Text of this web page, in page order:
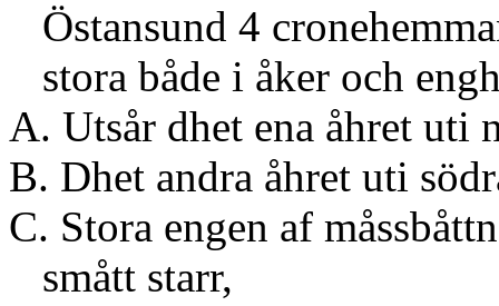
Östansund 4
stora både i åker och
A. Utsår dhet ena
B. Dhet andra
C. Stora engen af